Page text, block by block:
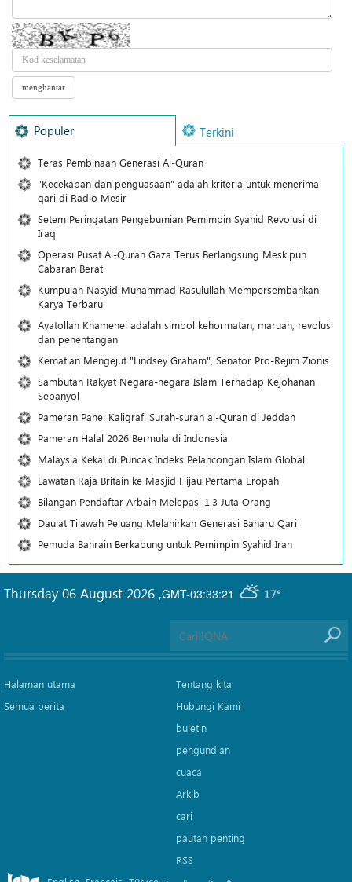
Populer Terkini
Teras Pembinaan Generasi Al-Quran
"Kecekapan dan penguasaan" adalah kriteria untuk menerima
qari di Radio Mesir
Setem Peringatan Pengebumian Pemimpin Syahid Revolusi di
Iraq
Operasi Pusat Al-Quran Gaza Terus Berlangsung Meskipun
Cabaran Berat
Kumpulan Nasyid Muhammad Rasulullah Mempersembahkan
Karya Terbaru
Ayatollah Khamenei adalah simbol kehormatan, maruah, revolusi
dan penentangan
Kematian Mengejut "Lindsey Graham", Senator Pro-Rejim Zionis
Sambutan Rakyat Negara-negara Islam Terhadap Kejohanan
Sepanyol
Pameran Panel Kaligrafi Surah-surah al-Quran di Jeddah
Pameran Halal 2026 Bermula di Indonesia
Malaysia Kekal di Puncak Indeks Pelancongan Islam Global
Lawatan Raja Britain ke Masjid Hijau Pertama Eropah
Bilangan Pendaftar Arbain Melepasi 1.3 Juta Orang
Daulat Tilawah Peluang Melahirkan Generasi Baharu Qari
Pemuda Bahrain Berkabung untuk Pemimpin Syahid Iran
GMT-03:33:21 17°
Thursday 06 August 2026 ,
Halaman utama
Semua berita
Tentang kita
Hubungi Kami
buletin
pengundian
cuaca
Arkib
cari
pautan penting
RSS